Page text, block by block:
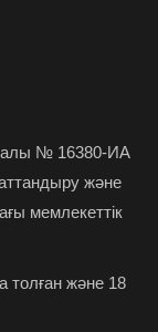
№ 16380-ИА
және
мемлекеттік
толған және 18